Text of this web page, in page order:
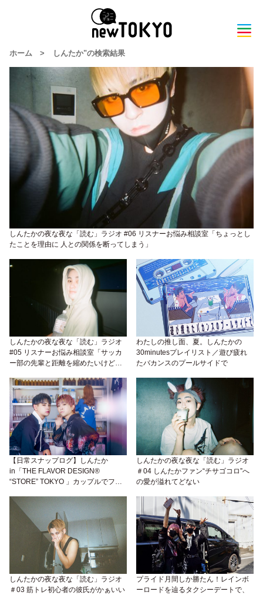
ホーム > しんたか"の検索結果
しんたかの夜な夜な「読む」ラジオ #06 リスナーお悩み相談室「ちょっとし
たことを理由に 人との関係を断ってしまう」
しんたかの夜な夜な「読む」ラジオ
#05 リスナーお悩み相談室「サッカ
ー部の先輩と距離を縮めたいけど、
すればいい？」
わたしの推し面、夏。しんたかの
30minutesプレイリスト／遊び疲れ
たバカンスのプールサイドで
【日常スナップログ】しんたか
in「THE FLAVOR DESIGN®︎
“STORE” TOKYO 」カップルでファ
しんたかの夜な夜な「読む」ラジオ
＃04 しんたかファン“チサゴコロ”へ
の愛が溢れてどない
しんたかの夜な夜な「読む」ラジオ
＃03 筋トレ初心者の彼氏がかぁいい
プライド月間しか勝たん！レインボ
ーロードを辿るタクシーデートで、